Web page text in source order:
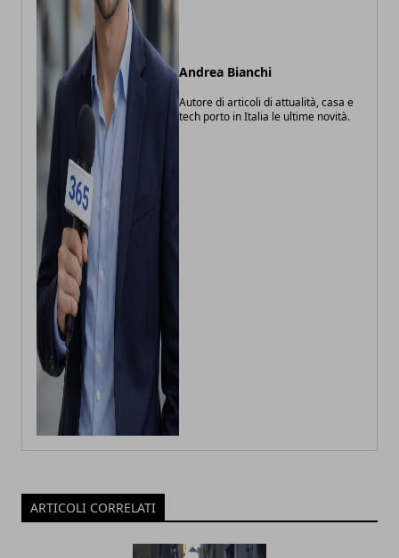
Andrea Bianchi
Autore di articoli di attualità, casa e
tech porto in Italia le ultime novità.
ARTICOLI CORRELATI